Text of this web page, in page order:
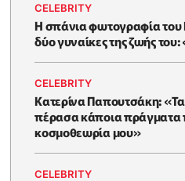
CELEBRITY
Η σπάνια φωτογραφία
δύο γυναίκες της ζωής
CELEBRITY
Κατερίνα Παπουτσάκη:
πέρασα κάποια πράγματα
κοσμοθεωρία μου»
CELEBRITY